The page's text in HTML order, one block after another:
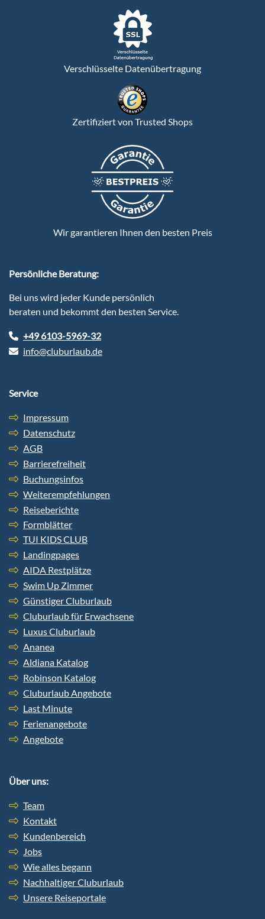
Verschlüsselte Datenübertragung
Zertifiziert von Trusted Shops
Wir garantieren Ihnen den besten Preis
Persönliche Beratung:
Bei uns wird jeder Kunde persönlich
beraten und bekommt den besten Service.
+49 6103-5969-32
info@cluburlaub.de
Service
Impressum
Datenschutz
AGB
Barrierefreiheit
Buchungsinfos
Weiterempfehlungen
Reiseberichte
Formblätter
TUI KIDS CLUB
Landingpages
AIDA Restplätze
Swim Up Zimmer
Günstiger Cluburlaub
Cluburlaub für Erwachsene
Luxus Cluburlaub
Ananea
Aldiana Katalog
Robinson Katalog
Cluburlaub Angebote
Last Minute
Ferienangebote
Angebote
Über uns:
Team
Kontakt
Kundenbereich
Jobs
Wie alles begann
Nachhaltiger Cluburlaub
Unsere Reiseportale